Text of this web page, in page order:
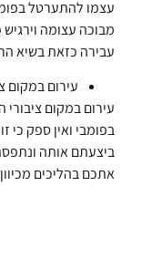
עצמו להתערטל
מבוכה עצומה
עבירה כזאת בשיא
עירום במקום
עירום במקום
בפומבי ואין ספק
ביצעתם אותה
אתכם בהליכים